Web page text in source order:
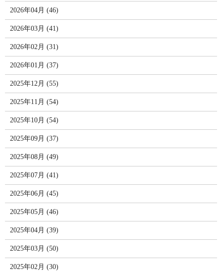
2026年04月 (46)
2026年03月 (41)
2026年02月 (31)
2026年01月 (37)
2025年12月 (55)
2025年11月 (54)
2025年10月 (54)
2025年09月 (37)
2025年08月 (49)
2025年07月 (41)
2025年06月 (45)
2025年05月 (46)
2025年04月 (39)
2025年03月 (50)
2025年02月 (30)